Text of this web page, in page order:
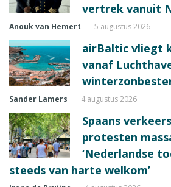
vertrek vanuit
Anouk van Hemert 5 augustus 2026
airBaltic vliegt
vanaf
Sander Lamers 4 augustus 2026
Spaans
protesten
‘Nederlandse
steeds van harte welkom’